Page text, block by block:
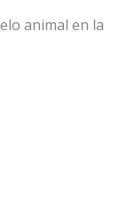
animal en la